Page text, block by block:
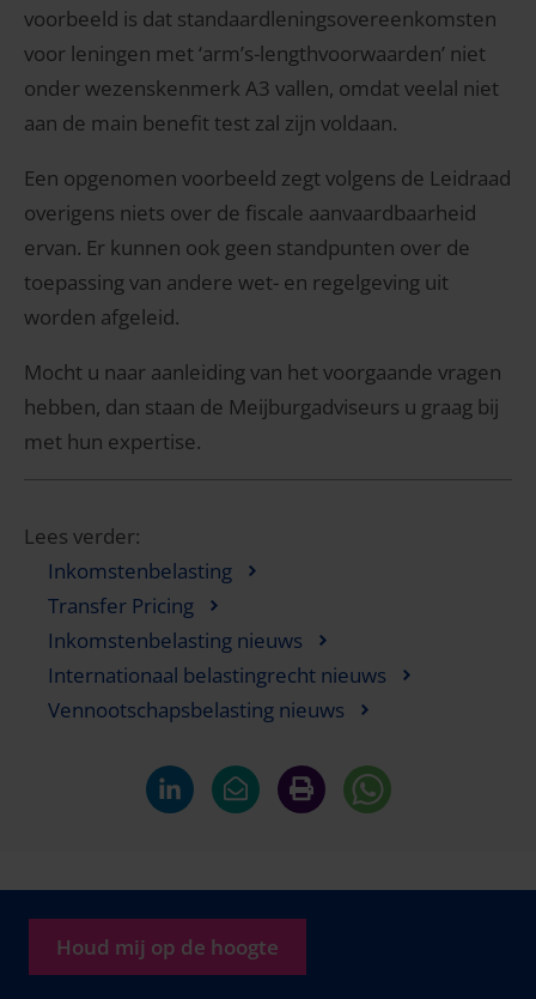
voorbeeld is dat standaardleningsovereenkomsten
voor leningen met ‘arm’s-lengthvoorwaarden’ niet
onder wezenskenmerk A3 vallen, omdat veelal niet
aan de main benefit test zal zijn voldaan.
Een opgenomen voorbeeld zegt volgens de Leidraad
overigens niets over de fiscale aanvaardbaarheid
ervan. Er kunnen ook geen standpunten over de
toepassing van andere wet- en regelgeving uit
worden afgeleid.
Mocht u naar aanleiding van het voorgaande vragen
hebben, dan staan de Meijburgadviseurs u graag bij
met hun expertise.
Lees verder:
Inkomstenbelasting
Transfer Pricing
Inkomstenbelasting nieuws
Internationaal belastingrecht nieuws
Vennootschapsbelasting nieuws
Houd mij op de hoogte